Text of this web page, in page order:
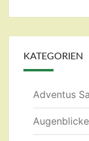
KATEGORIEN
Adventus
Augenblicke